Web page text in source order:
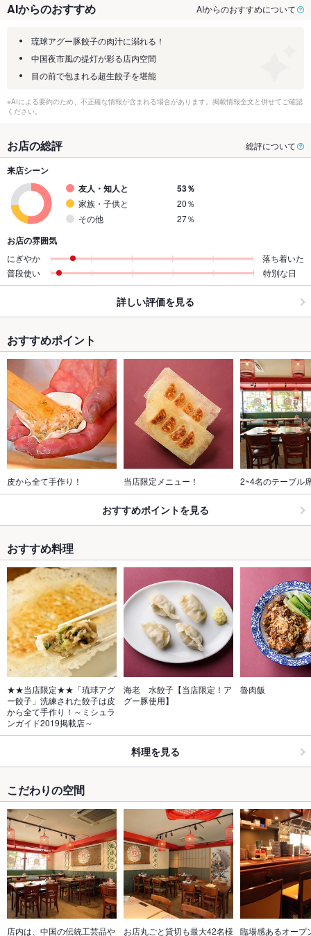
AIからのおすすめ AIからのおすすめについて
琉球アグー豚餃子の肉汁に溺れる！
中国夜市風の提灯が彩る店内空間
目の前で包まれる超生餃子を堪能
※AIによる要約のため、不正確な情報が含まれる場合があります。掲載情報全文と併せてご確認
ください。
お店の総評 総評について
来店シーン
友人・知人と
53％
家族・子供と
20％
その他
27％
お店の雰囲気
にぎやか
落ち着いた
普段使い
特別な日
詳しい評価を見る
おすすめポイント
皮から全て手作り！ 当店限定メニュー！ 2~4名のテーブル
おすすめポイントを見る
おすすめ料理
★★当店限定★★「琉球アグ
ー餃子」洗練された餃子は皮
から全て手作り！～ミシュラ
ンガイド2019掲載店～
海老　水餃子【当店限定！ア
グー豚使用】
魯肉飯
料理を見る
こだわりの空間
店内は、中国の伝統工芸品や お店丸ごと貸切も最大42名様 臨場感あるオープ